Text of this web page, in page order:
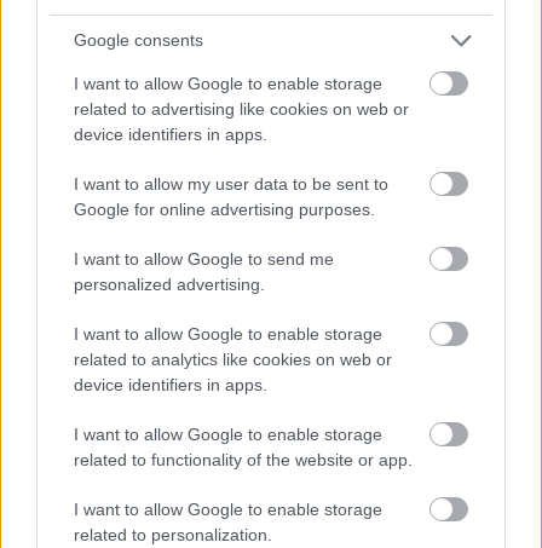
Google consents
I want to allow Google to enable storage
related to advertising like cookies on web or
device identifiers in apps.
I want to allow my user data to be sent to
Google for online advertising purposes.
I want to allow Google to send me
personalized advertising.
I want to allow Google to enable storage
related to analytics like cookies on web or
device identifiers in apps.
I want to allow Google to enable storage
related to functionality of the website or app.
I want to allow Google to enable storage
related to personalization.
Tökfaragás gyerekmódra mintaívekkel
Töklámpások - faragott tökök 2015
Töklámpások - festett tökök
Sablonok tökfaragáshoz
Varázslatos lámpások
Mókás receptek halloweenre
Mókás díszek halloweenre gyerekeknek
Festett tökök halloweenre
Különleges tökdekoráció falevelekkel
Papírdekorációk halloweenre